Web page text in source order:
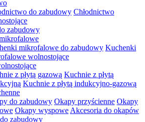
do zabudowy Chłodnictwo
zabudowy
mikrofalowe do zabudowy Kuchenki
wolnostojące
z płytą gazową Kuchnie z płytą
Kuchnie z płytą indukcyjno-gazową
do zabudowy Okapy przyścienne Okapy
Okapy wyspowe Akcesoria do okapów
zabudowy